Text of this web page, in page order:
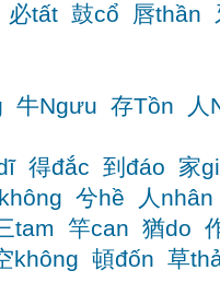
必tất 鼓cổ 唇thần
牛Ngưu 存Tồn 人
得đắc 到đáo 家
兮hề 人nhân
tam 竿can 猶do
không 頓đốn 草